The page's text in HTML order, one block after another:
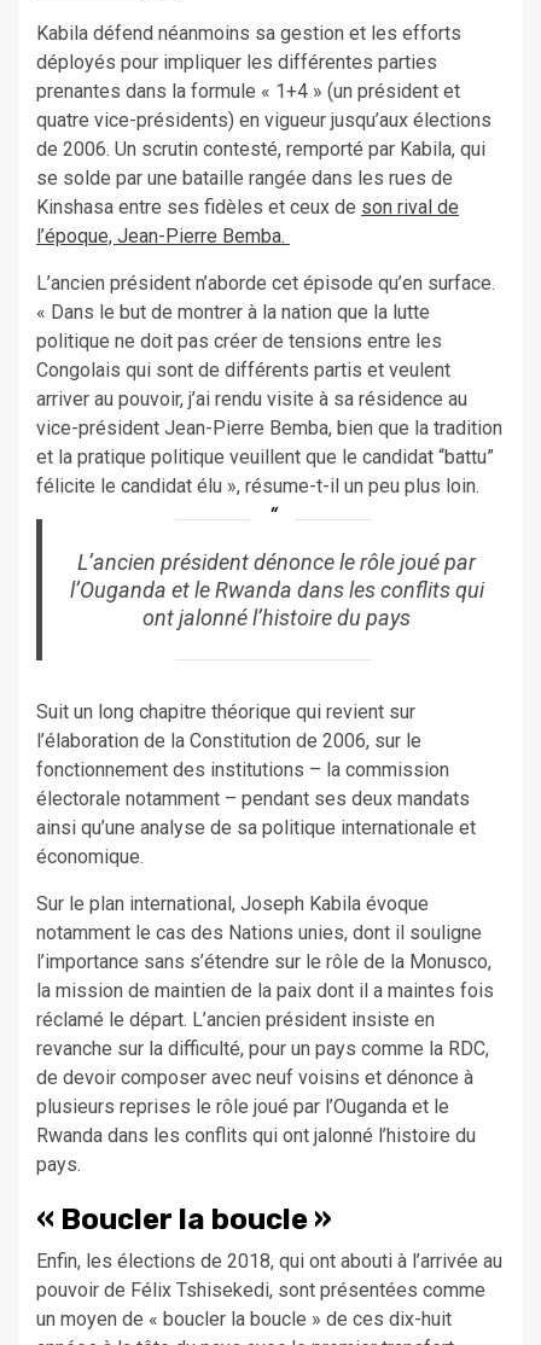
Kabila défend néanmoins sa gestion et les efforts
déployés pour impliquer les différentes parties
prenantes dans la formule « 1+4 » (un président et
quatre vice-présidents) en vigueur jusqu’aux élections
de 2006. Un scrutin contesté, remporté par Kabila, qui
se solde par une bataille rangée dans les rues de
Kinshasa entre ses fidèles et ceux de son rival de
l’époque, Jean-Pierre Bemba.
L’ancien président n’aborde cet épisode qu’en surface.
« Dans le but de montrer à la nation que la lutte
politique ne doit pas créer de tensions entre les
Congolais qui sont de différents partis et veulent
arriver au pouvoir, j’ai rendu visite à sa résidence au
vice-président Jean-Pierre Bemba, bien que la tradition
et la pratique politique veuillent que le candidat “battu”
félicite le candidat élu », résume-t-il un peu plus loin.
L’ancien président dénonce le rôle joué par
l’Ouganda et le Rwanda dans les conflits qui
ont jalonné l’histoire du pays
Suit un long chapitre théorique qui revient sur
l’élaboration de la Constitution de 2006, sur le
fonctionnement des institutions – la commission
électorale notamment – pendant ses deux mandats
ainsi qu’une analyse de sa politique internationale et
économique.
Sur le plan international, Joseph Kabila évoque
notamment le cas des Nations unies, dont il souligne
l’importance sans s’étendre sur le rôle de la Monusco,
la mission de maintien de la paix dont il a maintes fois
réclamé le départ. L’ancien président insiste en
revanche sur la difficulté, pour un pays comme la RDC,
de devoir composer avec neuf voisins et dénonce à
plusieurs reprises le rôle joué par l’Ouganda et le
Rwanda dans les conflits qui ont jalonné l’histoire du
pays.
« Boucler la boucle »
Enfin, les élections de 2018, qui ont abouti à l’arrivée au
pouvoir de Félix Tshisekedi, sont présentées comme
un moyen de « boucler la boucle » de ces dix-huit